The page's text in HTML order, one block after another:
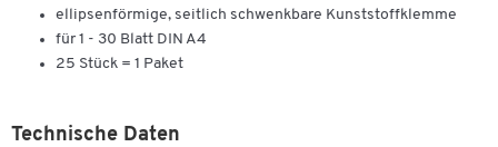
ellipsenförmige, seitlich schwenkbare Kunststoffklemme
für 1 - 30 Blatt DIN A4
25 Stück = 1 Paket
Technische Daten